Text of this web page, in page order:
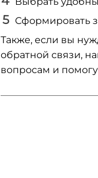
Сформировать
Также, если вы
обратной связи,
вопросам и